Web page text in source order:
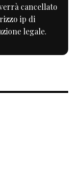
cancellato
ip di
legale.